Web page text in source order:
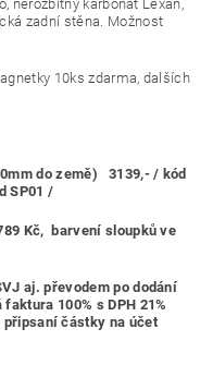
nerozbitný karbonát Lexan,
zadní stěna. Možnost
10ks zdarma, dalších
do země) 3139,- / kód
SP01 /
Kč, barvení sloupků ve
aj. převodem po dodání
faktura 100% s DPH 21%
částky na účet